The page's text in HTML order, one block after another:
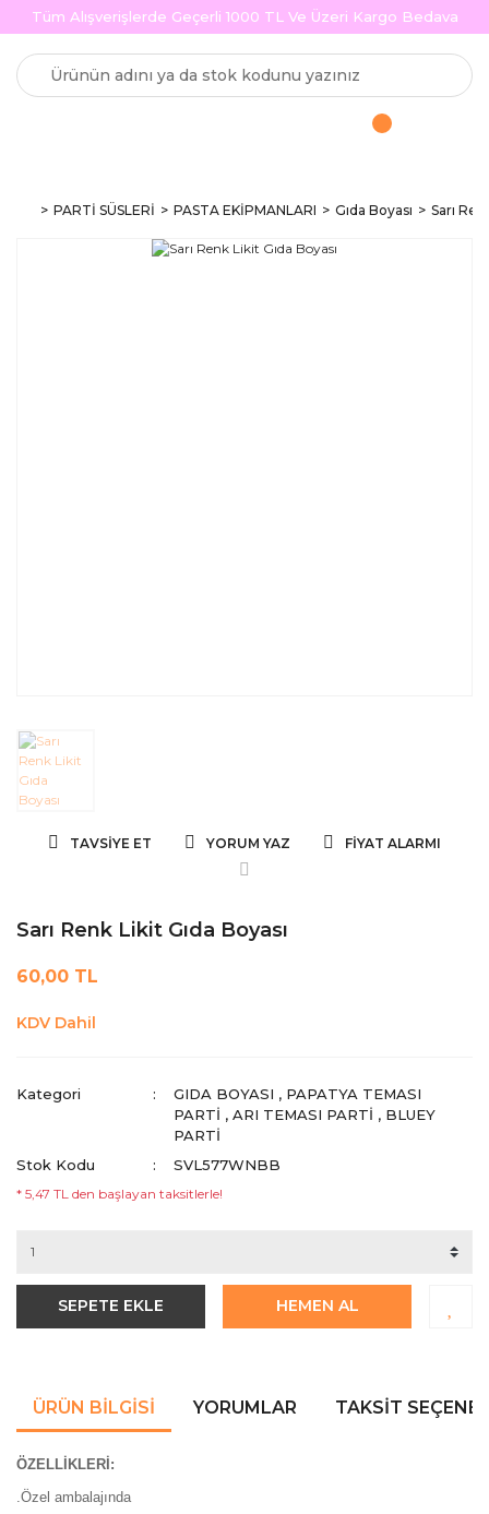
Tüm Alışverişlerde Geçerli 1000 TL Ve Üzeri Kargo Bedava
PARTİ SÜSLERİ PASTA EKİPMANLARI Gıda Boyası Sarı
TAVSIYE ET YORUM YAZ FIYAT ALARMI
Sarı Renk Likit Gıda Boyası
60,00 TL
KDV Dahil
Kategori GIDA BOYASI , PAPATYA TEMASI
PARTI ,ARI TEMASI PARTI , BLUEY
PARTI
Stok Kodu
SVL577WNBB
* 5,47 TL den başlayan taksitlerle!
SEPETE EKLE HEMEN AL
ÜRÜN BILGISI YORUMLAR TAKSIT
ÖZELLİKLERİ:
.Özel ambalajında